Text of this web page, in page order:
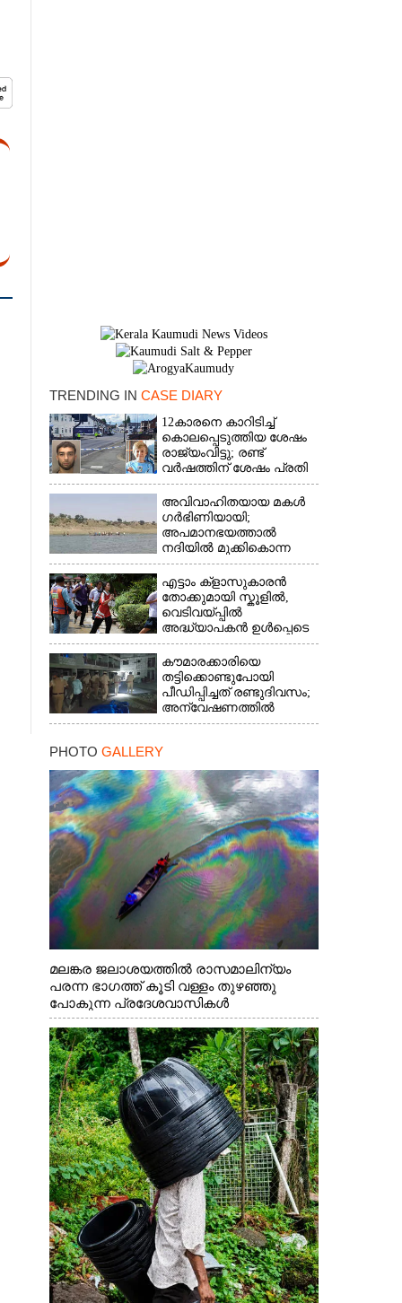
TRENDING IN CASE DIARY
12കാരനെ കാറിടിച്ച്
കൊലപ്പെടുത്തിയ ശേഷം
രാജ്യംവിട്ടു; രണ്ട്
വർഷത്തിന് ശേഷം പ്രതി
പിടിയിൽ
അവിവാഹിതയായ മകൾ
ഗർഭിണിയായി;
അപമാനഭയത്താൽ
നദിയിൽ മുക്കികൊന്ന
പിതാവ് അറസ്റ്റിൽ
എട്ടാം ക്ളാസുകാരൻ
തോക്കുമായി സ്കൂളിൽ,
വെടിവയ്പ്പിൽ
അദ്ധ്യാപകൻ ഉൾപ്പെടെ
രണ്ടുമരണം; 15 പേർക്ക്
പരിക്ക്
കൗമാരക്കാരിയെ
തട്ടിക്കൊണ്ടുപോയി
പീഡിപ്പിച്ചത് രണ്ടുദിവസം;
അന്വേഷണത്തിൽ
നിർണായകമായത്
ഡെലിവറി
PHOTO GALLERY
മലങ്കര ജലാശയത്തിൽ രാസമാലിന്യം
പരന്ന ഭാഗത്ത് കൂടി വള്ളം തുഴഞ്ഞു
പോകുന്ന പ്രദേശവാസികൾ